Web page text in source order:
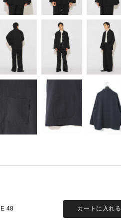
48 カートに入れる